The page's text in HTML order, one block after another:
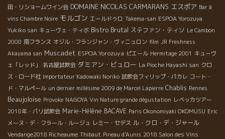
田・リショームワイン会 DOMAINE NICOLAS CARMARANS エスポア Bar à
vins Chambre Noire モルゴン エールドゥロ Takema-san ESPOA Yorozuya
Yukiko san キューヴェ・ティボ Bistro Brutal ステファン・ティソ Le Cambon
2008 南フランス オジル・フランジャン・ヴィニュロン film JR Freshness
Akayama san Muscadet ESPOA Yorozuya ピエール Hermitage 2001 キューヴ
ェ「レッド」
名古屋試飲会 ダミアン・ビュロー La Pioche Hayashi san クロ
ス・ロード社 Importateur Kadowaki Noriko 試飲会フィリップ・パカレ コート・
ド・マルペール un dernier millésime 2009 de Marcel Lapierre Chablis Rennes
Beaujoloise Provoke NAGOYA Vin Nature grande dégustation レベッカツアー
2018年・パリ試飲会 Marie-Hélène BACAVE Paris Okonomiyaki OKOMUSU Eric
メーヌ・デ・フラール・ルージュ レミー・セデス ル・クロ・デ・ジャール
Vendange2018 Richeaume Thibaut Pineau d'Aunis 2018 Salon des Vins